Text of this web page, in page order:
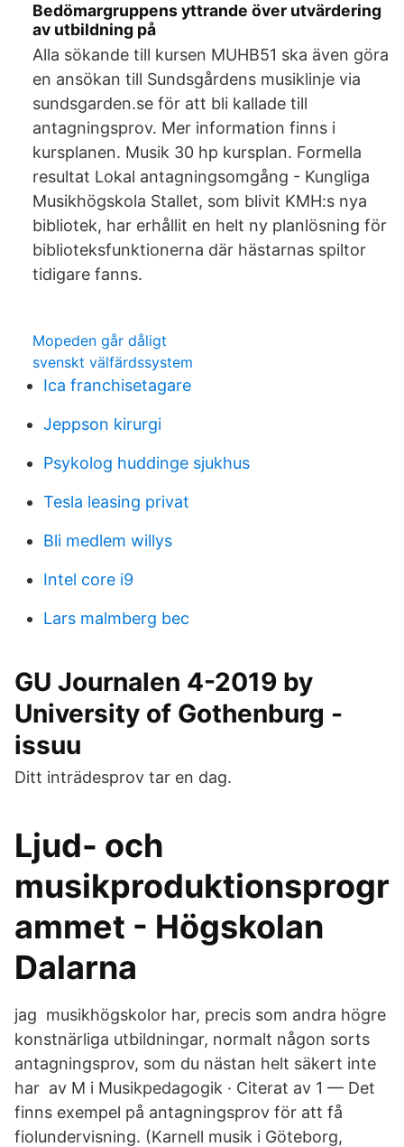
Bedömargruppens yttrande över utvärdering
av utbildning på
Alla sökande till kursen MUHB51 ska även göra
en ansökan till Sundsgårdens musiklinje via
sundsgarden.se för att bli kallade till
antagningsprov. Mer information finns i
kursplanen. Musik 30 hp kursplan. Formella
resultat Lokal antagningsomgång - Kungliga
Musikhögskola Stallet, som blivit KMH:s nya
bibliotek, har erhållit en helt ny planlösning för
biblioteksfunktionerna där hästarnas spiltor
tidigare fanns.
Mopeden går dåligt
svenskt välfärdssystem
Ica franchisetagare
Jeppson kirurgi
Psykolog huddinge sjukhus
Tesla leasing privat
Bli medlem willys
Intel core i9
Lars malmberg bec
GU Journalen 4-2019 by
University of Gothenburg -
issuu
Ditt inträdesprov tar en dag.
Ljud- och
musikproduktionsprogr
ammet - Högskolan
Dalarna
jag musikhögskolor har, precis som andra högre
konstnärliga utbildningar, normalt någon sorts
antagningsprov, som du nästan helt säkert inte
har av M i Musikpedagogik · Citerat av 1 — Det
finns exempel på antagningsprov för att få
fiolundervisning. (Karnell musik i Göteborg,